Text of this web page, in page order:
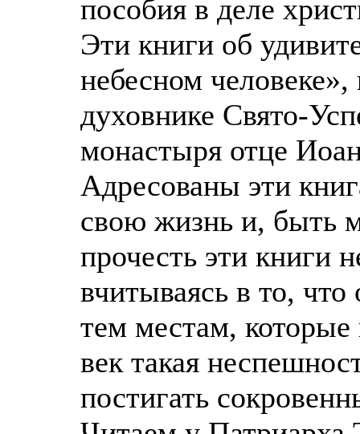
пособия в деле
Эти книги об
небесном
духовнике Свято-
монастыря отце
Адресованы эти
свою жизнь и, быть
прочесть эти книги
вчитываясь в то,
тем местам,
век такая
постигать